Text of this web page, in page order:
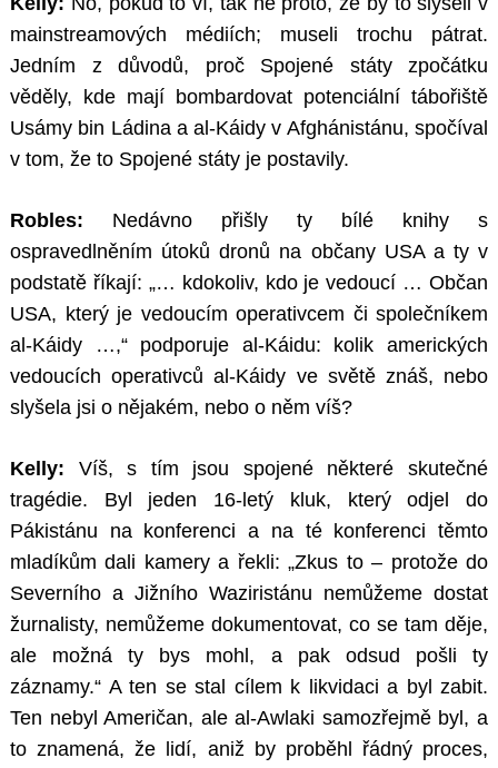
mainstreamových médiích; museli trochu pátrat.
Jedním z důvodů, proč Spojené státy zpočátku
věděly, kde mají bombardovat potenciální tábořiště
Usámy bin Ládina a al-Káidy v Afghánistánu, spočíval
v tom, že to Spojené státy je postavily.
Robles: Nedávno přišly ty bílé knihy s
ospravedlněním útoků dronů na občany USA a ty v
podstatě říkají: „… kdokoliv, kdo je vedoucí … Občan
USA, který je vedoucím operativcem či společníkem
al-Káidy …,“ podporuje al-Káidu: kolik amerických
vedoucích operativců al-Káidy ve světě znáš, nebo
slyšela jsi o nějakém, nebo o něm víš?
Kelly: Víš, s tím jsou spojené některé skutečné
tragédie. Byl jeden 16-letý kluk, který odjel do
Pákistánu na konferenci a na té konferenci těmto
mladíkům dali kamery a řekli: „Zkus to – protože do
Severního a Jižního Waziristánu nemůžeme dostat
žurnalisty, nemůžeme dokumentovat, co se tam děje,
ale možná ty bys mohl, a pak odsud pošli ty
záznamy.“ A ten se stal cílem k likvidaci a byl zabit.
Ten nebyl Američan, ale al-Awlaki samozřejmě byl, a
to znamená, že lidí, aniž by proběhl řádný proces,